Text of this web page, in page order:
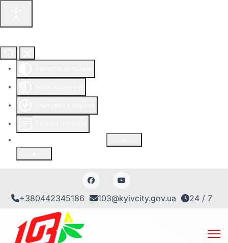
+380442345186 103@kyivcity.gov.ua 24 / 7